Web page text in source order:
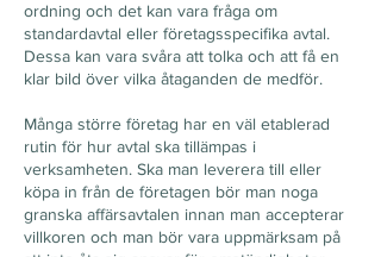
ordning och det kan vara fråga om
standardavtal eller företagsspecifika avtal.
Dessa kan vara svåra att tolka och att få en
klar bild över vilka åtaganden de medför.
Många större företag har en väl etablerad
rutin för hur avtal ska tillämpas i
verksamheten. Ska man leverera till eller
köpa in från de företagen bör man noga
granska affärsavtalen innan man accepterar
villkoren och man bör vara uppmärksam på